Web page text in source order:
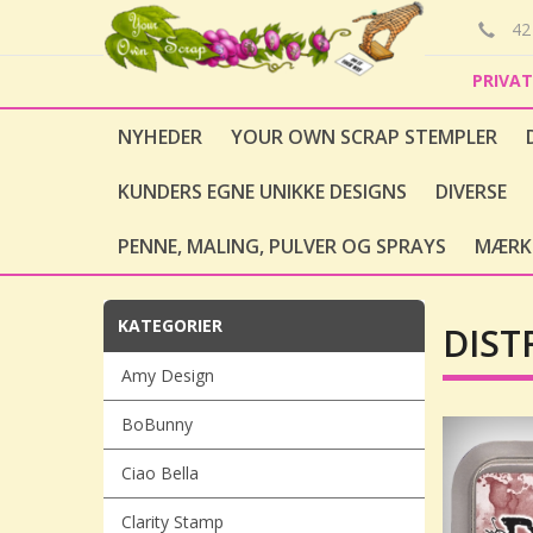
42
NYHEDER YOUR OWN SCRAP STEMPLER
KUNDERS EGNE UNIKKE DESIGNS DIVERSE
PENNE, MALING, PULVER OG SPRAYS
KATEGORIER
Amy Design
BoBunny
Ciao Bella
Clarity Stamp